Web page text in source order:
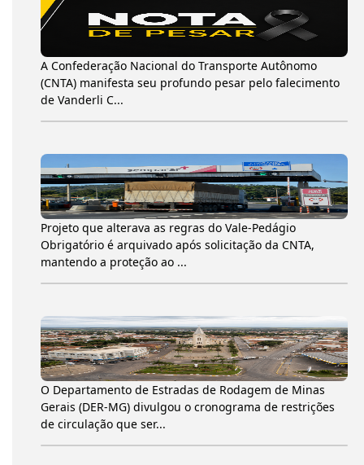
A Confederação Nacional do Transporte Autônomo
(CNTA) manifesta seu profundo pesar pelo falecimento
de Vanderli C...
Projeto que alterava as regras do Vale-Pedágio
Obrigatório é arquivado após solicitação da CNTA,
mantendo a proteção ao ...
O Departamento de Estradas de Rodagem de Minas
Gerais (DER-MG) divulgou o cronograma de restrições
de circulação que ser...